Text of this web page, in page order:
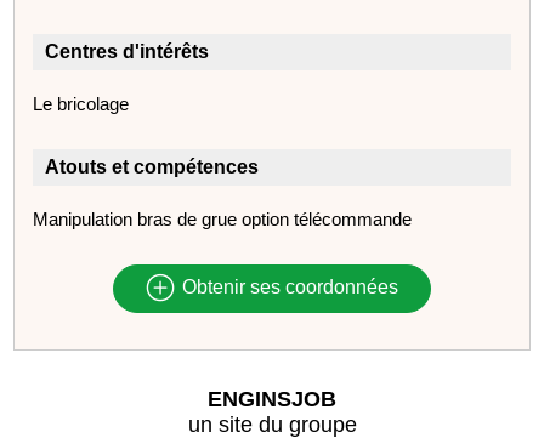
Centres d'intérêts
Le bricolage
Atouts et compétences
Manipulation bras de grue option télécommande
Obtenir ses coordonnées
ENGINSJOB
un site du groupe